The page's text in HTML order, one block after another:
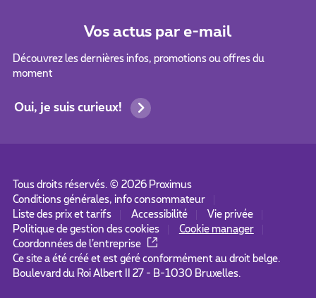
Vos actus par e-mail
Découvrez les dernières infos, promotions ou offres du
moment
Oui, je suis curieux!
Tous droits réservés. © 2026Proximus
Conditions générales, info consommateur
Liste des prix et tarifs
Accessibilité
Vie privée
Politique de gestion des cookies
Cookie manager
Coordonnées de l’entreprise
Ce site a été créé et est géré conformément au droit belge.
Boulevard du Roi Albert II 27 - B-1030 Bruxelles.